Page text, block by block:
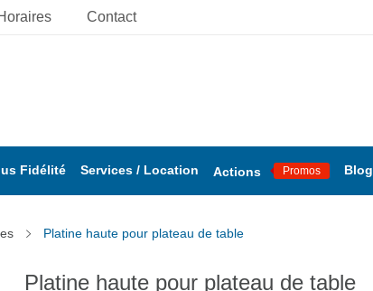
Contact
Fidélité Services / Location Actions Promos Blog
Platine haute pour plateau de table
Platine haute pour plateau de table